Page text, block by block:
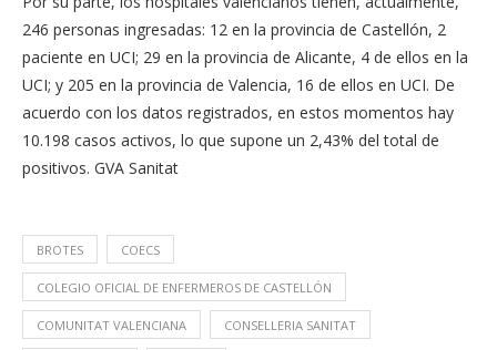
246 personas ingresadas: 12 en la provincia de Castellón, 2
paciente en UCI; 29 en la provincia de Alicante, 4 de ellos en la
UCI; y 205 en la provincia de Valencia, 16 de ellos en UCI. De
acuerdo con los datos registrados, en estos momentos hay
10.198 casos activos, lo que supone un 2,43% del total de
positivos. GVA Sanitat
BROTES COECS
COLEGIO OFICIAL DE ENFERMEROS DE CASTELLÓN
COMUNITAT VALENCIANA CONSELLERIA SANITAT